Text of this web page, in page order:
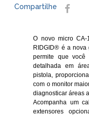
Compartilhe
O novo micro
RIDGID® é a
permite que você
detalhada em
pistola,
com o monitor
diagnosticar áreas
Acompanha um
extensores